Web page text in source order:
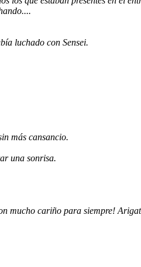
luchado con Sensei.
más cansancio.
una sonrisa.
mucho cariño para siempre!